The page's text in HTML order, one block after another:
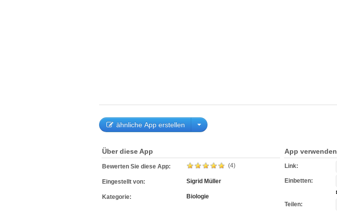
ähnliche App erstellen
Über diese App
Bewerten Sie diese App: (4)
Eingestellt von: Sigrid Müller
Kategorie: Biologie
App verwenden
Link:
Einbetten:
Teilen: